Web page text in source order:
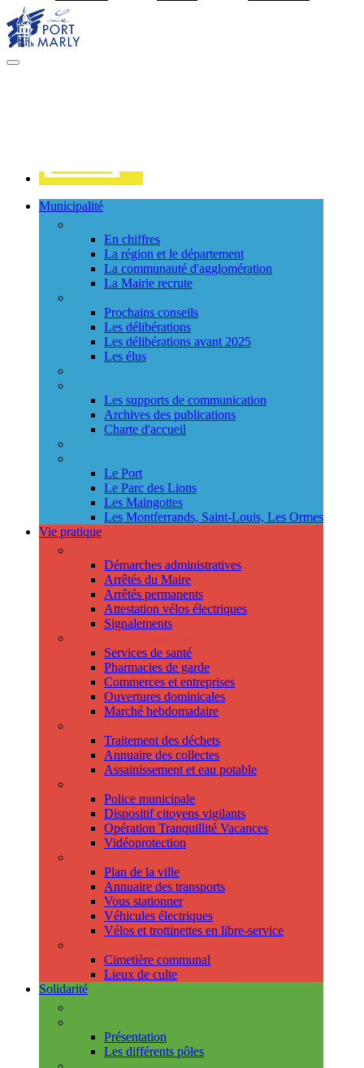
MENU
Municipalité
En chiffres
La région et le département
La communauté d'agglomération
La Mairie recrute
Prochains conseils
Les délibérations
Les délibérations avant 2025
Les élus
Les supports de communication
Archives des publications
Charte d'accueil
Le Port
Le Parc des Lions
Les Maingottes
Les Montferrands, Saint-Louis, Les Ormes
Vie pratique
Démarches administratives
Arrêtés du Maire
Arrêtés permanents
Attestation vélos électriques
Signalements
Services de santé
Pharmacies de garde
Commerces et entreprises
Ouvertures dominicales
Marché hebdomadaire
Traitement des déchets
Annuaire des collectes
Assainissement et eau potable
Police municipale
Dispositif citoyens vigilants
Opération Tranquillité Vacances
Vidéoprotection
Plan de la ville
Annuaire des transports
Vous stationner
Véhicules électriques
Vélos et trottinettes en libre-service
Cimetière communal
Lieux de culte
Solidarité
Présentation
Les différents pôles